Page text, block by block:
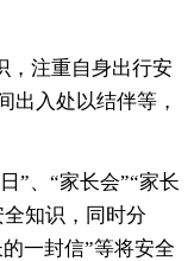
，注重自身出行安
出入处以结伴等，
”、“家长会”“家长
知识，同时分
一封信”等将安全